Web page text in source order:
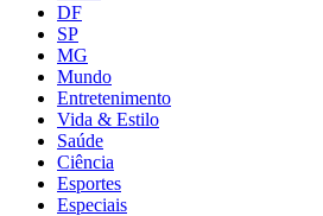
DF
SP
MG
Mundo
Entretenimento
Vida & Estilo
Saúde
Ciência
Esportes
Especiais